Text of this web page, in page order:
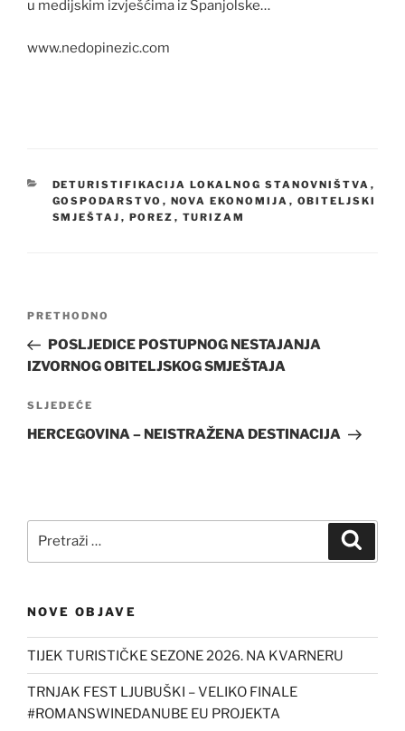
u medijskim izvješćima iz Španjolske…
www.nedopinezic.com
KATEGORIJE
DETURISTIFIKACIJA LOKALNOG STANOVNIŠTVA ,
GOSPODARSTVO , NOVA EKONOMIJA , OBITELJSKI
SMJEŠTAJ , POREZ , TURIZAM
Navigacija
Prethodna
objava
PRETHODNO
POSLJEDICE POSTUPNOG NESTAJANJA
IZVORNOG OBITELJSKOG SMJEŠTAJA
Sljedeća
objava
SLJEDEĆE
HERCEGOVINA – NEISTRAŽENA DESTINACIJA
NOVE OBJAVE
TIJEK TURISTIČKE SEZONE 2026. NA KVARNERU
TRNJAK FEST LJUBUŠKI – VELIKO FINALE
#ROMANSWINEDANUBE EU PROJEKTA